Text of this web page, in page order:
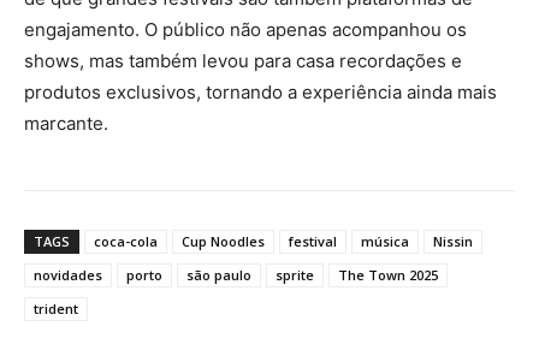
engajamento. O público não apenas acompanhou os
shows, mas também levou para casa recordações e
produtos exclusivos, tornando a experiência ainda mais
marcante.
TAGS coca-cola Cup Noodles festival música
Nissin
novidades
porto são paulo sprite
The Town 2025
trident